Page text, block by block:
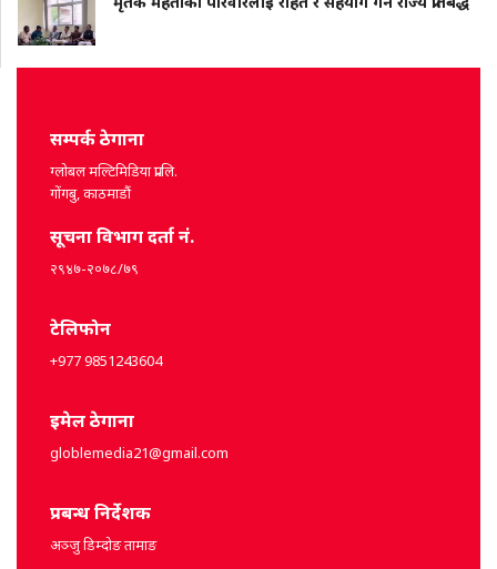
सम्पर्क ठेगाना
ग्लोबल मल्टिमिडिया प्रा.लि.
गोंगबु, काठमाडौं
सूचना विभाग दर्ता नं.
२९४७-२०७८/७९
टेलिफोन
+977 9851243604
इमेल ठेगाना
globlemedia21@gmail.com
प्रबन्ध निर्देशक
अञ्जु डिम्दोङ तामाङ